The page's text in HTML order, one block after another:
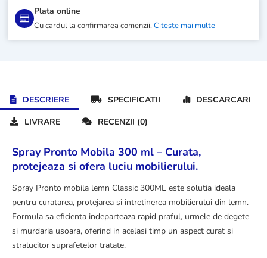
Plata online
Cu cardul la confirmarea comenzii.Citeste mai multe
DESCRIERE SPECIFICATII
DESCARCARI
LIVRARE
RECENZII (0)
Spray Pronto Mobila 300 ml – Curata,
protejeaza si ofera luciu mobilierului.
Spray Pronto mobila lemn Classic 300ML este solutia ideala
pentru curatarea, protejarea si intretinerea mobilierului din lemn.
Formula sa eficienta indeparteaza rapid praful, urmele de degete
si murdaria usoara, oferind in acelasi timp un aspect curat si
stralucitor suprafetelor tratate.